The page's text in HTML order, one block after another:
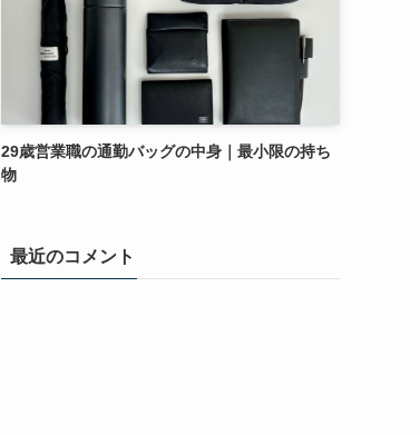
29歳営業職の通勤バッグの中身｜最小限の持ち
物
最近のコメント